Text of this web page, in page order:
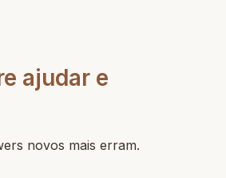
ajudar e
novos mais erram.